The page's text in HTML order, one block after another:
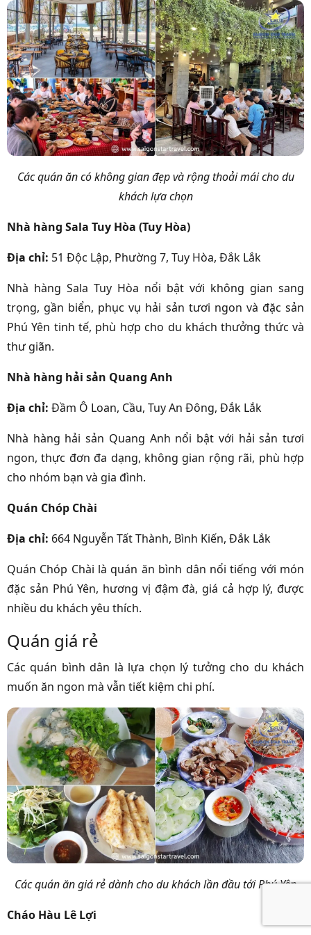
Các quán ăn có không gian đẹp và rộng thoải mái cho du
khách lựa chọn
Nhà hàng Sala Tuy Hòa (Tuy Hòa)
Địa chỉ: 51 Độc Lập, Phường 7, Tuy Hòa, Đắk Lắk
Nhà hàng Sala Tuy Hòa nổi bật với không gian sang
trọng, gần biển, phục vụ hải sản tươi ngon và đặc sản
Phú Yên tinh tế, phù hợp cho du khách thưởng thức và
thư giãn.
Nhà hàng hải sản Quang Anh
Địa chỉ: Đầm Ô Loan, Cầu, Tuy An Đông, Đắk Lắk
Nhà hàng hải sản Quang Anh nổi bật với hải sản tươi
ngon, thực đơn đa dạng, không gian rộng rãi, phù hợp
cho nhóm bạn và gia đình.
Quán Chóp Chài
Địa chỉ: 664 Nguyễn Tất Thành, Bình Kiến, Đắk Lắk
Quán Chóp Chài là quán ăn bình dân nổi tiếng với món
đặc sản Phú Yên, hương vị đậm đà, giá cả hợp lý, được
nhiều du khách yêu thích.
Quán giá rẻ
Các quán bình dân là lựa chọn lý tưởng cho du khách
muốn ăn ngon mà vẫn tiết kiệm chi phí.
Các quán ăn giá rẻ dành cho du khách lần đầu tới Phú Yên
Cháo Hàu Lê Lợi